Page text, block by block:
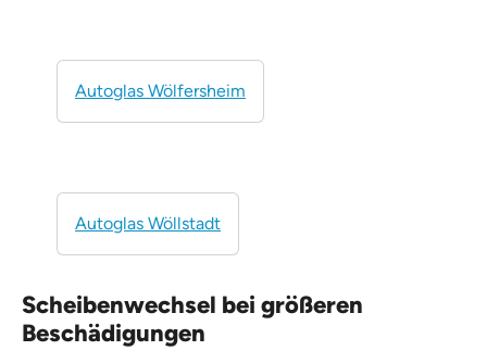
Autoglas Wölfersheim
Autoglas Wöllstadt
Scheibenwechsel bei größeren
Beschädigungen